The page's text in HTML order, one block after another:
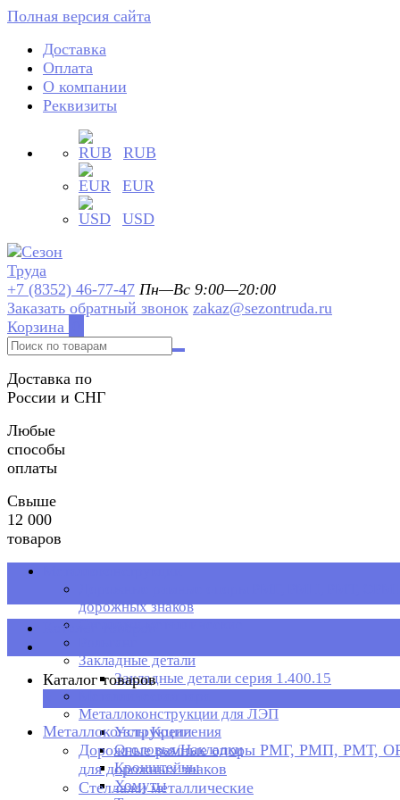
Полная версия сайта
Доставка
Оплата
О компании
Реквизиты
RUB
EUR
USD
+7 (8352) 46-77-47 Пн—Вс 9:00—20:00
Заказать обратный звонок zakaz@sezontruda.ru
Корзина
Доставка по
России и СНГ
Любые
способы
оплаты
Свыше
12 000
товаров
дорожных знаков
Стеллажи металлические
Закладные детали
Закладные детали серия 1.400.15
Металлоконструкции для ЛЭП
Узлы Крепления
Оголовья/Накладки
Кронштейны
Хомуты
Каталог товаров
Каталог товаров
Металлоконструкции
Дорожные рамные опоры РМГ, РМП, РМТ,
для дорожных знаков
Стеллажи металлические